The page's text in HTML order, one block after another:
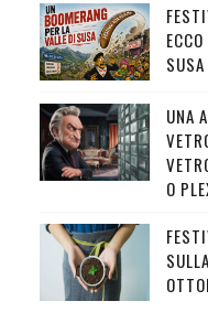
SUSA
UNA
O